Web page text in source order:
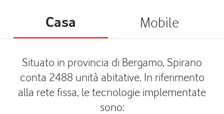
Casa Mobile
Situato in provincia di Bergamo, Spirano
conta 2488 unità abitative. In riferimento
alla rete fissa, le tecnologie implementate
sono: